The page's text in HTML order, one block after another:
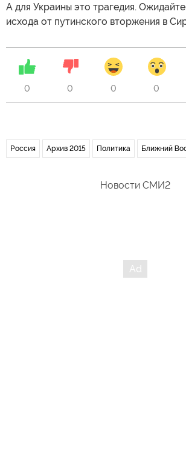
А для Украины это трагедия.
исхода от путинского вторжения в
0 0 0 0
Россия Архив 2015 Политика Ближний
Новости СМИ2